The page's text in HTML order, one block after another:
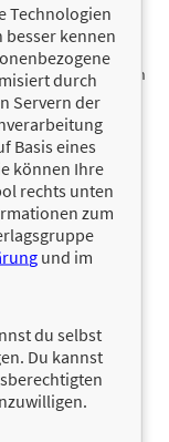
Yoga. Er bietet
für Unternehmen
immer wieder Gast in
dem »Time
Yoga begleitet.
stressigen
arbeitet als
Technologien
besser kennen
durch
Servern der
Basis eines
können Ihre
rechts unten
zum
und im
du selbst
Du kannst